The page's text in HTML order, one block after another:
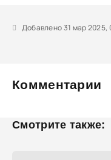
Добавлено 31 мар 2025,
Комментарии
Смотрите также: